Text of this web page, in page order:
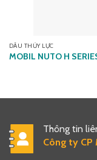
DẦU THỦY LỰC
MOBIL NUTO H
Thông tin
Công ty CP